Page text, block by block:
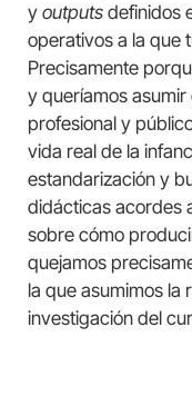
y outputs definidos
operativos a la que
Precisamente
y queríamos
profesional y
vida real de la
estandarización y
didácticas acordes
sobre cómo
quejamos
la que asumimos la
investigación del